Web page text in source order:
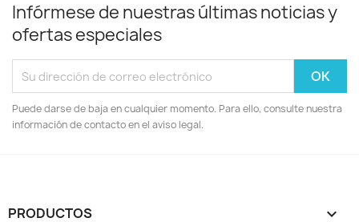
Infórmese de nuestras últimas noticias y
ofertas especiales
Puede darse de baja en cualquier momento. Para ello, consulte nuestra
información de contacto en el aviso legal.
PRODUCTOS 